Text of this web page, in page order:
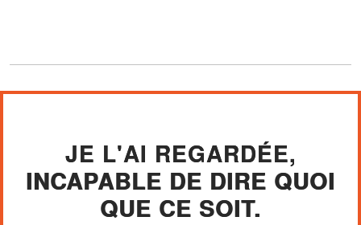
JE L'AI REGARDÉE,
INCAPABLE DE DIRE QUOI
QUE CE SOIT.